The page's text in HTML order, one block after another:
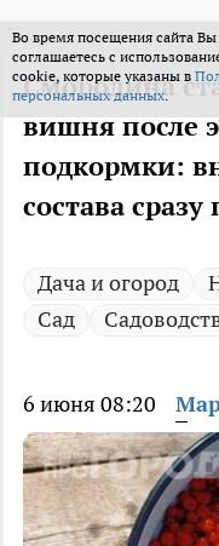
Во время посещения сайта Вы
соглашаетесь с
cookie, которые указаны в
персональных данных.
Смородина
вишня после
подкормки:
состава
Дача и огород
Сад
6 июня 08:20